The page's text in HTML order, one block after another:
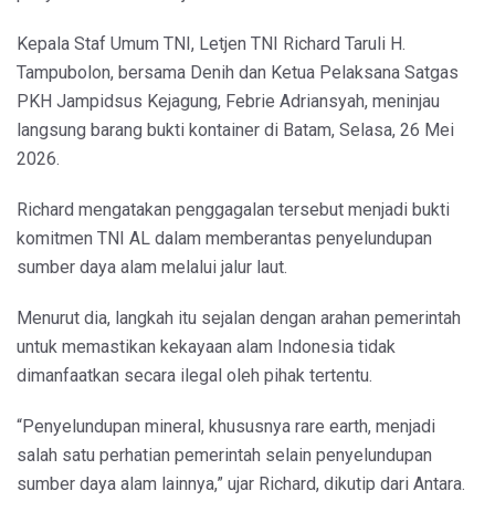
Kepala Staf Umum TNI, Letjen TNI Richard Taruli H.
Tampubolon, bersama Denih dan Ketua Pelaksana Satgas
PKH Jampidsus Kejagung, Febrie Adriansyah, meninjau
langsung barang bukti kontainer di Batam, Selasa, 26 Mei
2026.
Richard mengatakan penggagalan tersebut menjadi bukti
komitmen TNI AL dalam memberantas penyelundupan
sumber daya alam melalui jalur laut.
Menurut dia, langkah itu sejalan dengan arahan pemerintah
untuk memastikan kekayaan alam Indonesia tidak
dimanfaatkan secara ilegal oleh pihak tertentu.
“Penyelundupan mineral, khususnya rare earth, menjadi
salah satu perhatian pemerintah selain penyelundupan
sumber daya alam lainnya,” ujar Richard, dikutip dari Antara.